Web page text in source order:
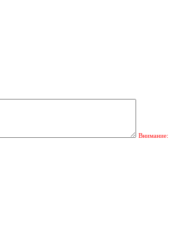
Внимание: